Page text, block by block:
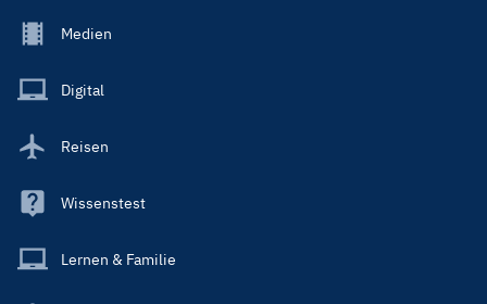
Footer
Main
Medien
Digital
Reisen
Wissenstest
Lernen & Familie